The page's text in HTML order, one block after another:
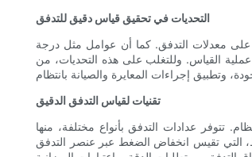
التحديات في تحقيق قياس دقيق للتدفق
على معدلات التدفق. كما أن عوامل مثل درجة
القياس. وللتغلب على هذه التحديات، من
تقنيات لقياس التدفق الدقيق
عدادات التدفق بأنواع مختلفة، منها
التي تقيس انخفاض الضغط عبر عنصر التدفق